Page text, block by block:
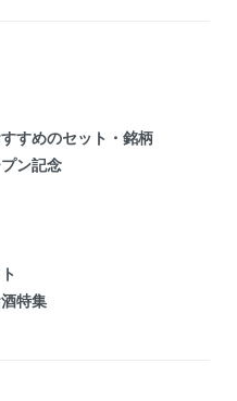
すめのセット・銘柄
ン記念
特集